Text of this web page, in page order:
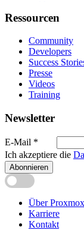
Ressourcen
Community
Developers
Success
Presse
Videos
Training
Newsletter
E-Mail *
Ich akzeptiere die
Abonnieren
Über Proxmox
Karriere
Kontakt